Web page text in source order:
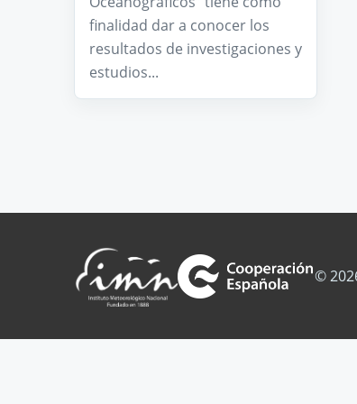
finalidad dar a conocer los
resultados de investigaciones y
estudios...
©